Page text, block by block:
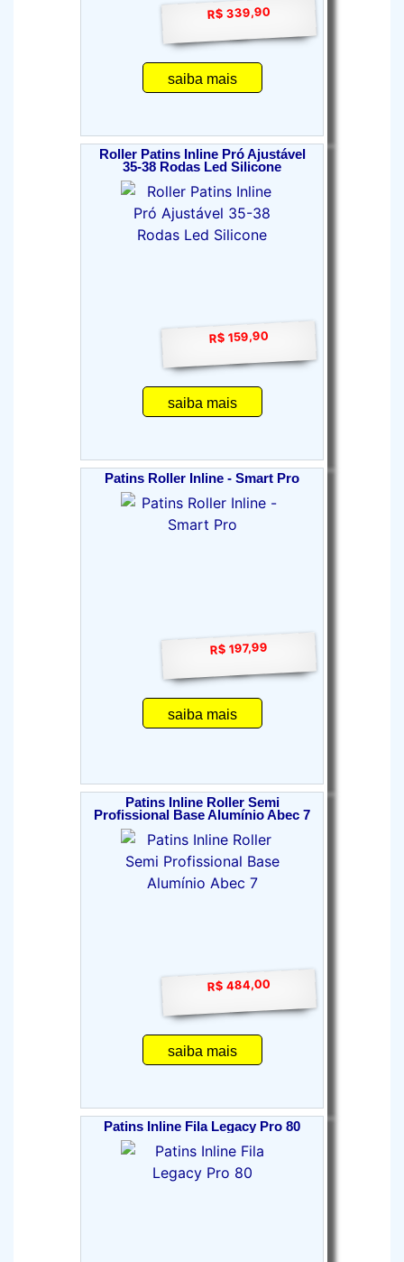
R$ 339,90
saiba mais
Roller Patins Inline Pró Ajustável
35-38 Rodas Led Silicone
R$ 159,90
saiba mais
Patins Roller Inline - Smart Pro
R$ 197,99
saiba mais
Patins Inline Roller Semi
Profissional Base Alumínio Abec 7
R$ 484,00
saiba mais
Patins Inline Fila Legacy Pro 80